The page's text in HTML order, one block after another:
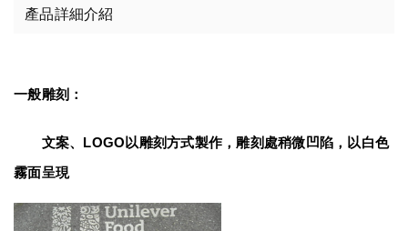
產品詳細介紹
一般雕刻：
文案、LOGO以雕刻方式製作，雕刻處稍微凹陷，以白色
霧面呈現